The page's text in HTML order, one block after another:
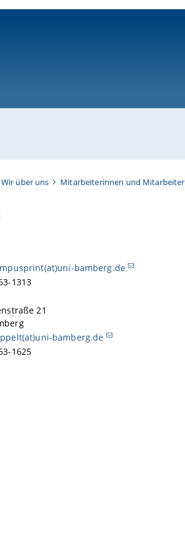
Wir über uns Mitarbeiterinnen und Mitarbeiter
bamberg.de
1313
21
bamberg.de
1625